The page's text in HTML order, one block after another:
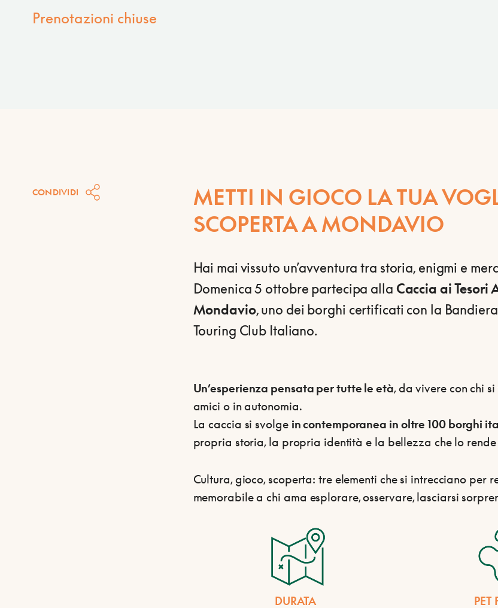
Prenotazioni chiuse
METTI IN GIOCO LA TUA
SCOPERTA A MONDAVIO
Hai mai vissuto un’avventura tra storia, enigmi e
Domenica 5 ottobre partecipa alla Caccia ai Tesori
Mondavio, uno dei borghi certificati con la
Touring Club Italiano.
Un’esperienza pensata per tutte le età, da vivere con chi
amici o in autonomia.
La caccia si svolge in contemporanea in oltre 100 borghi
propria storia, la propria identità e la bellezza che lo rende
Cultura, gioco, scoperta: tre elementi che si intrecciano per
memorabile a chi ama esplorare, osservare, lasciarsi
DURATA PET
CONDIVIDI